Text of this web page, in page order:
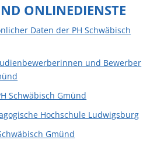
ONLINEDIENSTE
Daten der PH Schwäbisch
und Bewerber
Schwäbisch Gmünd
Hochschule Ludwigsburg
Gmünd